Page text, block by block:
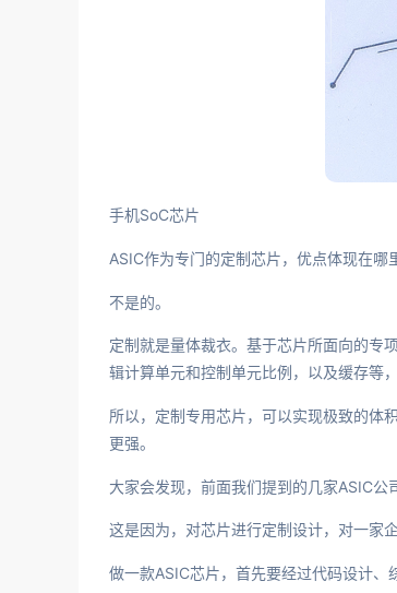
手机SoC芯片
ASIC作为专门的定制芯片，优点体现在哪
不是的。
定制就是量体裁衣。基于芯片所面向的专
辑计算单元和控制单元比例，以及缓存等
所以，定制专用芯片，可以实现极致的体
更强。
大家会发现，前面我们提到的几家ASIC公
这是因为，对芯片进行定制设计，对一家
做一款ASIC芯片，首先要经过代码设计